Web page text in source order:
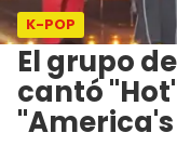
K-POP
El grupo de
cantó